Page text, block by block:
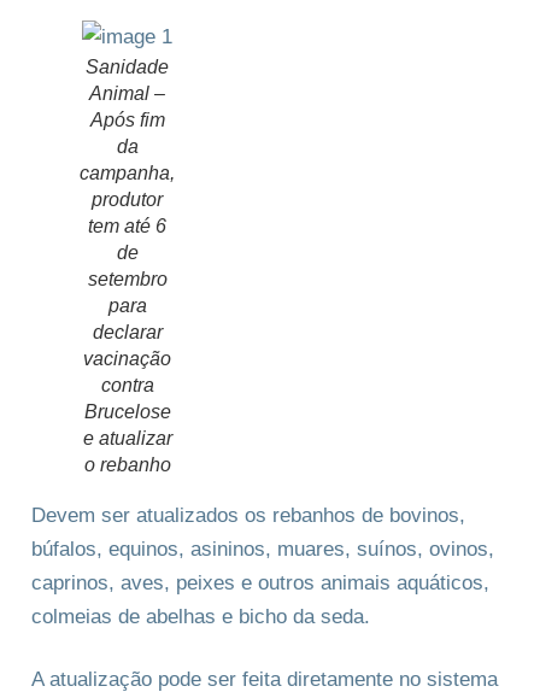
Sanidade
Animal –
Após fim
da
campanha,
produtor
tem até 6
de
setembro
para
declarar
vacinação
contra
Brucelose
e atualizar
o rebanho
Devem ser atualizados os rebanhos de bovinos,
búfalos, equinos, asininos, muares, suínos, ovinos,
caprinos, aves, peixes e outros animais aquáticos,
colmeias de abelhas e bicho da seda.
A atualização pode ser feita diretamente no sistema